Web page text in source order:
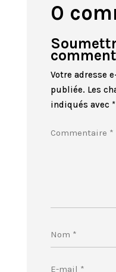
0
Votre adresse
publiée. Les
indiqués avec *